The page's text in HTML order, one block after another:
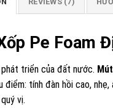
Pe Foam
phát triển của đất nước.
điểm: tính đàn hồi cao,
vị.